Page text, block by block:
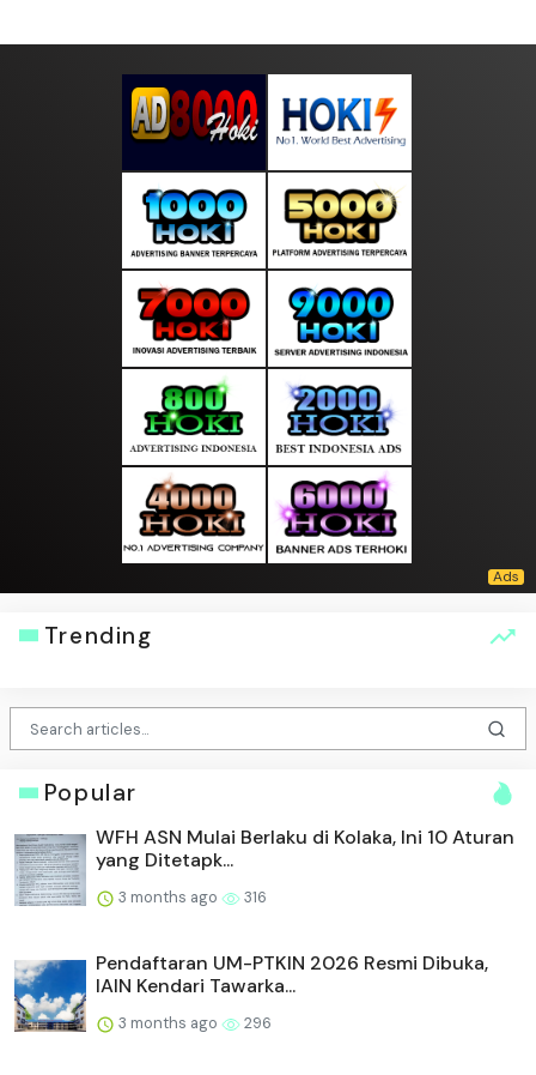
Trending
Popular
WFH ASN Mulai Berlaku di Kolaka, Ini 10 Aturan
yang Ditetapk...
3 months ago 316
Pendaftaran UM-PTKIN 2026 Resmi Dibuka,
IAIN Kendari Tawarka...
3 months ago 296